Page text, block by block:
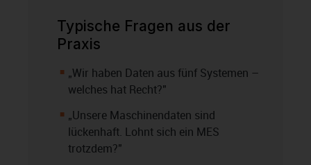
Typische Fragen aus der
Praxis
„Wir haben Daten aus fünf Systemen –
welches hat Recht?"
„Unsere Maschinendaten sind
lückenhaft. Lohnt sich ein MES
trotzdem?"